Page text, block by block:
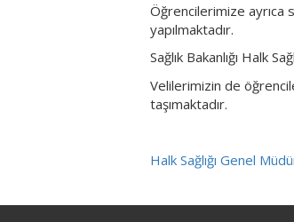
Öğrencilerimize ayrıca
yapılmaktadır.
Sağlık Bakanlığı Halk
Velilerimizin de
taşımaktadır.
Halk Sağlığı Genel